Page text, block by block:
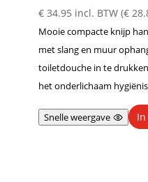
€34.95 incl. BTW (€
Mooie compacte knijp
met slang en muur
toiletdouche in te
het onderlichaam
Snelle weergave